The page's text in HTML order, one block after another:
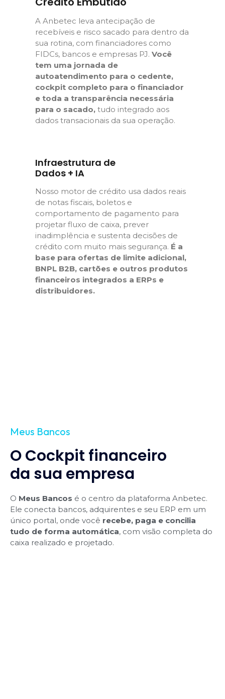
A Anbetec leva antecipação de
recebíveis e risco sacado para dentro da
sua rotina, com financiadores como
FIDCs, bancos e empresas PJ. Você
tem uma jornada de
autoatendimento para o cedente,
cockpit completo para o financiador
e toda a transparência necessária
para o sacado, tudo integrado aos
dados transacionais da sua operação.
Infraestrutura de
Dados + IA
Nosso motor de crédito usa dados reais
de notas fiscais, boletos e
comportamento de pagamento para
projetar fluxo de caixa, prever
inadimplência e sustenta decisões de
crédito com muito mais segurança. É a
base para ofertas de limite adicional,
BNPL B2B, cartões e outros produtos
financeiros integrados a ERPs e
distribuidores.
Meus Bancos
O Cockpit financeiro
da sua empresa
O Meus Bancos é o centro da plataforma Anbetec.
Ele conecta bancos, adquirentes e seu ERP em um
único portal, onde você recebe, paga e concilia
tudo de forma automática, com visão completa do
caixa realizado e projetado.